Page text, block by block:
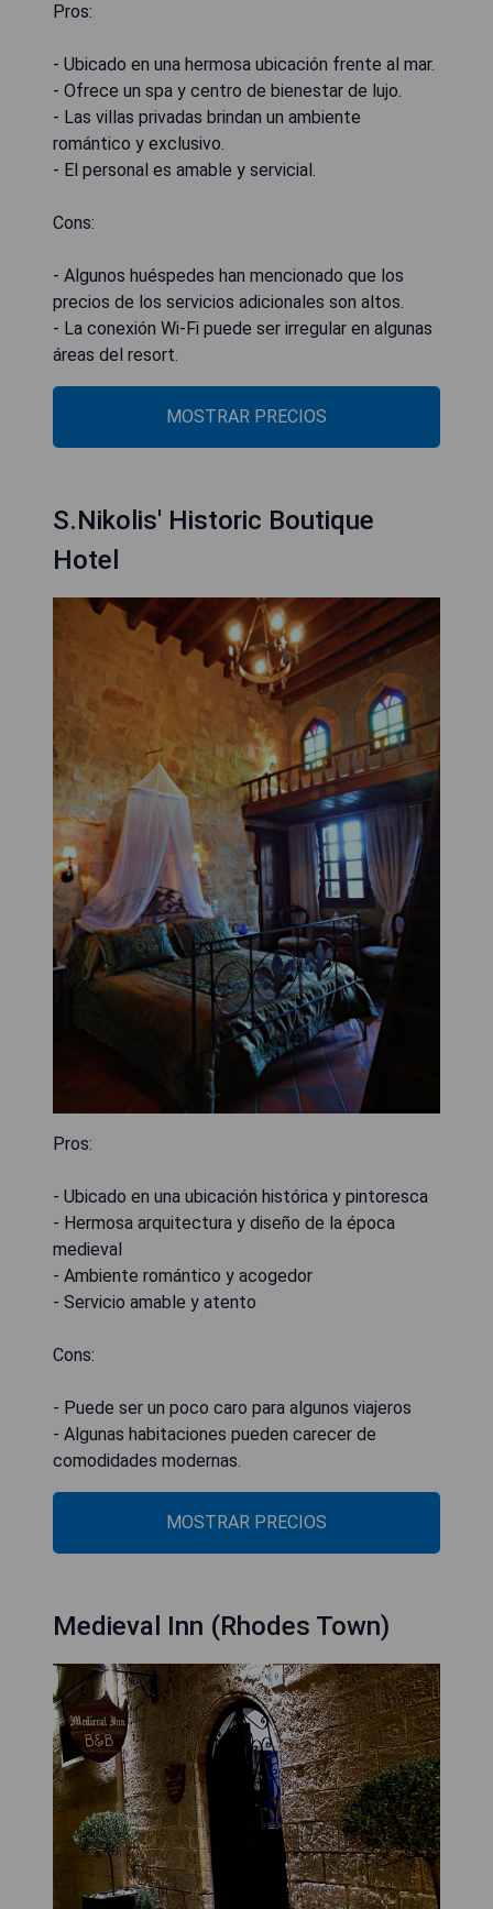
Pros:
- Ubicado en una hermosa ubicación frente al mar.
- Ofrece un spa y centro de bienestar de lujo.
- Las villas privadas brindan un ambiente
romántico y exclusivo.
- El personal es amable y servicial.
Cons:
- Algunos huéspedes han mencionado que los
precios de los servicios adicionales son altos.
- La conexión Wi-Fi puede ser irregular en algunas
áreas del resort.
MOSTRAR PRECIOS
S.Nikolis' Historic Boutique
Hotel
Pros:
- Ubicado en una ubicación histórica y pintoresca
- Hermosa arquitectura y diseño de la época
medieval
- Ambiente romántico y acogedor
- Servicio amable y atento
Cons:
- Puede ser un poco caro para algunos viajeros
- Algunas habitaciones pueden carecer de
comodidades modernas.
MOSTRAR PRECIOS
Medieval Inn (Rhodes Town)